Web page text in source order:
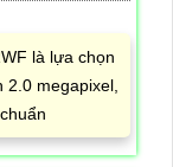
là lựa chọn
megapixel,